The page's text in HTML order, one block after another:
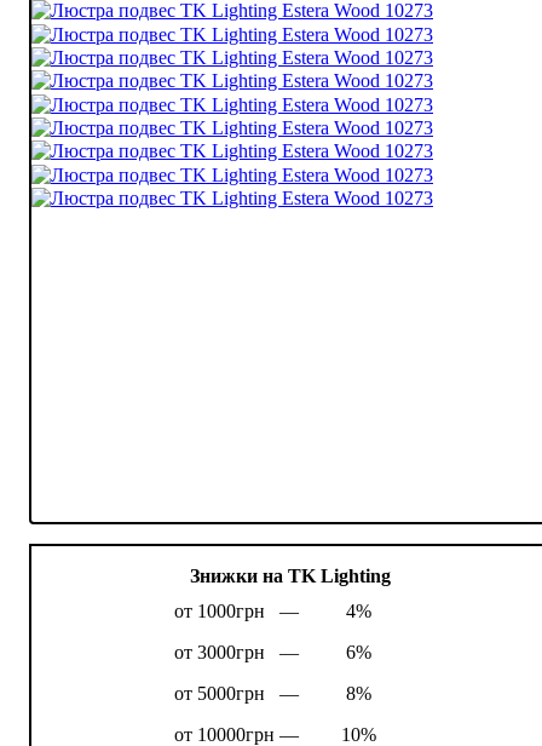
Знижки на TK Lighting
от 1000грн —
4%
от 3000грн —
6%
от 5000грн —
8%
от 10000грн —
10%